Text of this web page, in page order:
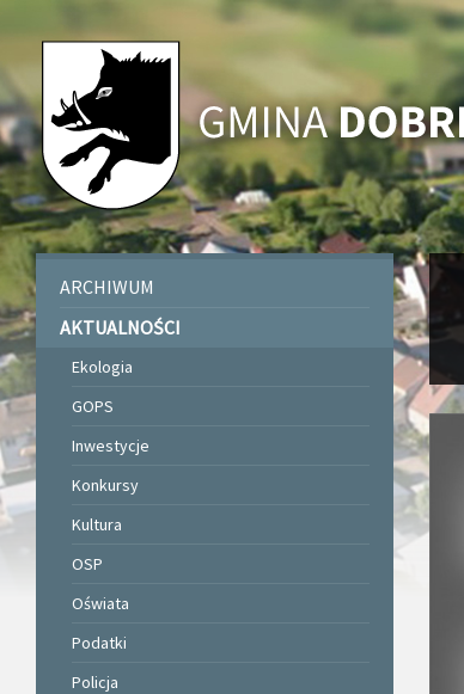
ARCHIWUM
AKTUALNOŚCI
Ekologia
GOPS
Inwestycje
Konkursy
Kultura
OSP
Oświata
Podatki
Policja